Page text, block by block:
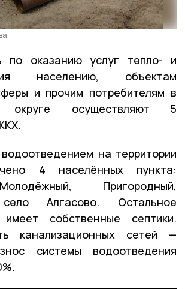
по оказанию услуг тепло- и
населению, объектам
и прочим потребителям в
округе осуществляют 5
на территории
4 населённых пункта:
Пригородный,
село Алгасово. Остальное
собственные септики.
канализационных сетей —
системы водоотведения